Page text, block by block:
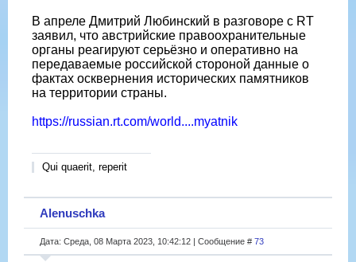
В апреле Дмитрий Любинский в разговоре с RT
заявил, что австрийские правоохранительные
органы реагируют серьёзно и оперативно на
передаваемые российской стороной данные о
фактах осквернения исторических памятников
на территории страны.
https://russian.rt.com/world....myatnik
Qui quaerit, reperit
Alenuschka
Дата: Среда, 08 Марта 2023, 10:42:12 | Сообщение # 73